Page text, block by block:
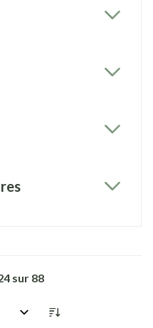
sur 88